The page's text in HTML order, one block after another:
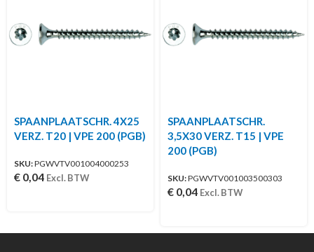
SPAANPLAATSCHR. 4X25
VERZ. T20 | VPE 200 (PGB)
SKU:PGWVTV001004000253
€ 0,04 Excl. BTW
SPAANPLAATSCHR.
3,5X30 VERZ. T15 | VPE
200 (PGB)
SKU:PGWVTV001003500303
€ 0,04 Excl. BTW